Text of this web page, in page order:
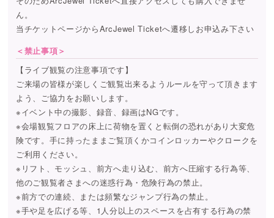
ん。
当チケットページからArcJewel Ticketへ遷移しお申込み下さい
＜禁止事項＞
【ライブ観覧の注意事項です】
ご来場の皆様が楽しくご観覧出来るようルールを守って頂きます
よう、ご協力をお願いします。
※イベント中の撮影、録音、録画はNGです。
※会場観覧フロアの床上に荷物を置くと転倒の恐れがあり大変危
険です。手に持ったままご覧頂くかコインロッカーやクロークを
ご利用ください。
※リフト、モッシュ、前方へ走り込む、前方へ圧縮する行為等、
他のご観覧者さまへの迷惑行為・危険行為の禁止。
※前方での連続、または頻繁なジャンプ行為の禁止。
※手や足を広げる等、1人分以上のスペースを占有する行為の禁